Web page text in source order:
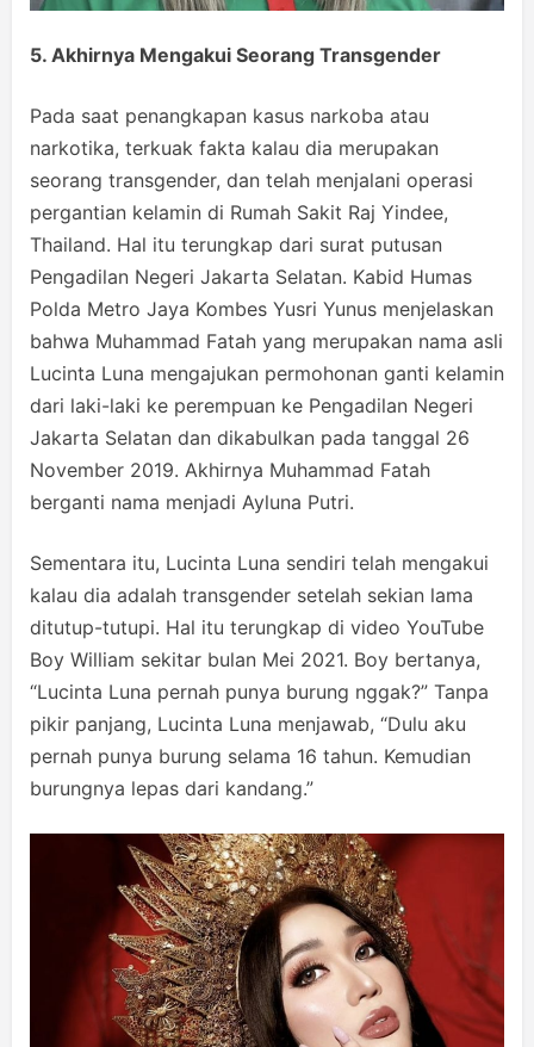
5. Akhirnya Mengakui Seorang Transgender
Pada saat penangkapan kasus narkoba atau
narkotika, terkuak fakta kalau dia merupakan
seorang transgender, dan telah menjalani operasi
pergantian kelamin di Rumah Sakit Raj Yindee,
Thailand. Hal itu terungkap dari surat putusan
Pengadilan Negeri Jakarta Selatan. Kabid Humas
Polda Metro Jaya Kombes Yusri Yunus menjelaskan
bahwa Muhammad Fatah yang merupakan nama asli
Lucinta Luna mengajukan permohonan ganti kelamin
dari laki-laki ke perempuan ke Pengadilan Negeri
Jakarta Selatan dan dikabulkan pada tanggal 26
November 2019. Akhirnya Muhammad Fatah
berganti nama menjadi Ayluna Putri.
Sementara itu, Lucinta Luna sendiri telah mengakui
kalau dia adalah transgender setelah sekian lama
ditutup-tutupi. Hal itu terungkap di video YouTube
Boy William sekitar bulan Mei 2021. Boy bertanya,
“Lucinta Luna pernah punya burung nggak?” Tanpa
pikir panjang, Lucinta Luna menjawab, “Dulu aku
pernah punya burung selama 16 tahun. Kemudian
burungnya lepas dari kandang.”